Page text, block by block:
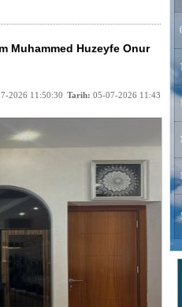
Muhammed Huzeyfe Onur
2026 11:50:30 Tarih: 05-07-2026 11:43